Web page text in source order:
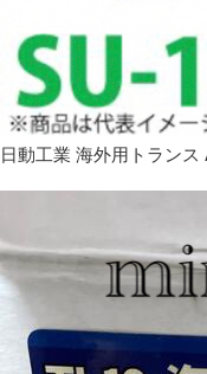
日動工業 海外用トラン